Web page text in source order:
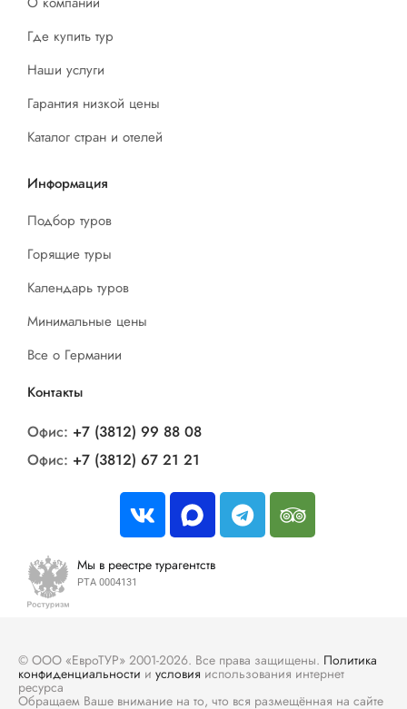
Где купить тур
Наши услуги
Гарантия низкой цены
Каталог стран и отелей
Информация
Подбор туров
Горящие туры
Календарь туров
Минимальные цены
Все о Германии
Контакты
Офис: +7 (3812) 99 88 08
Офис: +7 (3812) 67 21 21
Мы в реестре турагентств
РТА 0004131
© ООО «ЕвроТУР» 2001-2026. Все права защищены. Политика
конфиденциальности и условия использования интернет
ресурса
Обращаем Ваше внимание на то, что вся размещённая на сайте